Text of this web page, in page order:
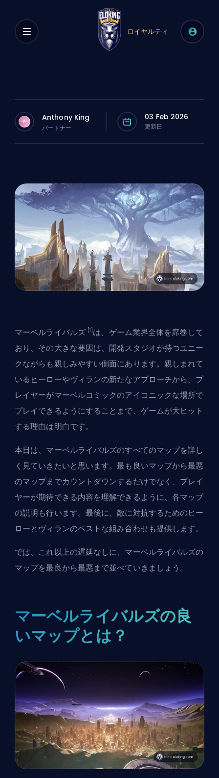
ロイヤルティ
A Anthony King
パートナー
03 Feb 2026
更新日
マーベルライバルズ [1] は、ゲーム業界全体を席巻して
おり、その大きな要因は、開発スタジオが持つユニー
クながらも親しみやすい側面にあります。 親しまれて
いるヒーローやヴィランの新たなアプローチから、プ
レイヤーがマーベルコミックのアイコニックな場所で
プレイできるようにすることまで、ゲームが大ヒット
する理由は明白です。
本日は、マーベルライバルズのすべてのマップを詳し
く見ていきたいと思います。最も良いマップから最悪
のマップまでカウントダウンするだけでなく、プレイ
ヤーが期待できる内容を理解できるように、各マップ
の説明も行います。最後に、敵に対抗するためのヒー
ローとヴィランのベストな組み合わせも提供します。
では、これ以上の遅延なしに、マーベルライバルズの
マップを最良から最悪まで並べていきましょう。
マーベルライバルズの良
いマップとは？